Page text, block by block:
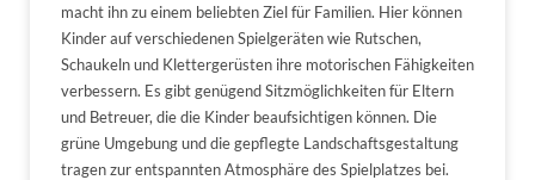
macht ihn zu einem beliebten Ziel für Familien. Hier können
Kinder auf verschiedenen Spielgeräten wie Rutschen,
Schaukeln und Klettergerüsten ihre motorischen Fähigkeiten
verbessern. Es gibt genügend Sitzmöglichkeiten für Eltern
und Betreuer, die die Kinder beaufsichtigen können. Die
grüne Umgebung und die gepflegte Landschaftsgestaltung
tragen zur entspannten Atmosphäre des Spielplatzes bei.